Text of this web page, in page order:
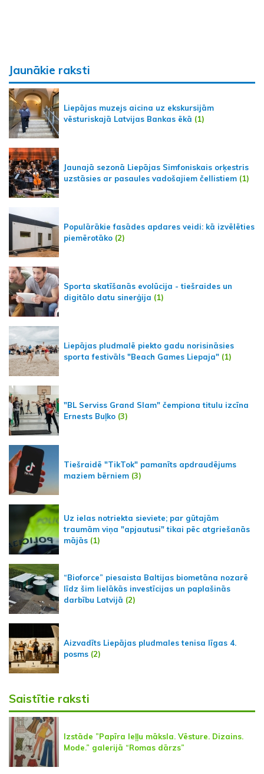
Jaunākie raksti
Liepājas muzejs aicina uz ekskursijām
vēsturiskajā Latvijas Bankas ēkā (1)
Jaunajā sezonā Liepājas Simfoniskais orķestris
uzstāsies ar pasaules vadošajiem čellistiem (1)
Populārākie fasādes apdares veidi: kā izvēlēties
piemērotāko (2)
Sporta skatīšanās evolūcija - tiešraides un
digitālo datu sinerģija (1)
Liepājas pludmalē piekto gadu norisināsies
sporta festivāls "Beach Games Liepaja" (1)
"BL Serviss Grand Slam" čempiona titulu izcīna
Ernests Buļko (3)
Tiešraidē "TikTok" pamanīts apdraudējums
maziem bērniem (3)
Uz ielas notriekta sieviete; par gūtajām
traumām viņa "apjautusi" tikai pēc atgriešanās
mājās (1)
“Bioforce” piesaista Baltijas biometāna nozarē
līdz šim lielākās investīcijas un paplašinās
darbību Latvijā (2)
Aizvadīts Liepājas pludmales tenisa līgas 4.
posms (2)
Saistītie raksti
Izstāde ”Papīra leļļu māksla. Vēsture. Dizains.
Mode.” galerijā “Romas dārzs”